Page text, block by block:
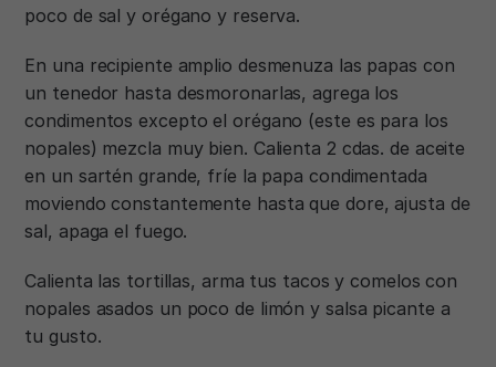
poco de sal y orégano y reserva.
En una recipiente amplio desmenuza las papas con
un tenedor hasta desmoronarlas, agrega los
condimentos excepto el orégano (este es para los
nopales) mezcla muy bien. Calienta 2 cdas. de aceite
en un sartén grande, fríe la papa condimentada
moviendo constantemente hasta que dore, ajusta de
sal, apaga el fuego.
Calienta las tortillas, arma tus tacos y comelos con
nopales asados un poco de limón y salsa picante a
tu gusto.